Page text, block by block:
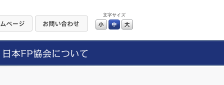
文字サイズ
小 中